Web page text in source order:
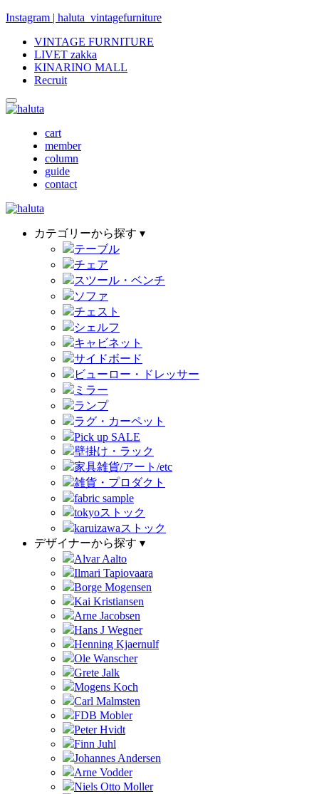
Instagram | haluta_vintagefurniture
VINTAGE FURNITURE
LIVET zakka
KINARINO MALL
Recruit
cart
member
column
guide
contact
カテゴリーから探す ▾
テーブル
チェア
スツール・ベンチ
ソファ
チェスト
シェルフ
キャビネット
サイドボード
ビューロー・ドレッサー
ミラー
ランプ
ラグ・カーペット
Pick up SALE
壁掛け・ラック
家具雑貨/アート/etc
雑貨・プロダクト
fabric sample
tokyoストック
karuizawaストック
デザイナーから探す ▾
Alvar Aalto
Ilmari Tapiovaara
Borge Mogensen
Kai Kristiansen
Arne Jacobsen
Hans J Wegner
Henning Kjaernulf
Ole Wanscher
Grete Jalk
Mogens Koch
Carl Malmsten
FDB Mobler
Peter Hvidt
Finn Juhl
Johannes Andersen
Arne Vodder
Niels Otto Moller